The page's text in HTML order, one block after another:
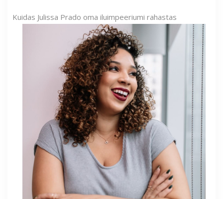
Kuidas Julissa Prado oma iluimpeeriumi rahastas